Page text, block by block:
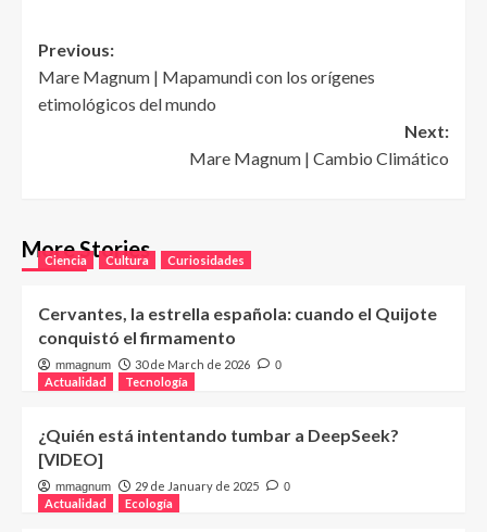
Post
navigation
Previous:
Mare Magnum | Mapamundi con los orígenes
etimológicos del mundo
Next:
Mare Magnum | Cambio Climático
More Stories
Ciencia Cultura Curiosidades
Cervantes, la estrella española: cuando el Quijote
conquistó el firmamento
mmagnum 30 de March de 2026 0
Actualidad Tecnología
¿Quién está intentando tumbar a DeepSeek?
[VIDEO]
mmagnum 29 de January de 2025 0
Actualidad Ecología